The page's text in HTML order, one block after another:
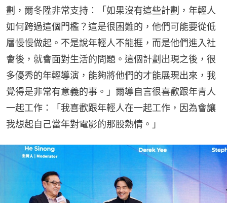
劃，爾冬陞非常支持︰「如果沒有這些計劃，年輕人
如何跨過這個門檻？這是很困難的，他們可能要從低
層慢慢做起。不是說年輕人不能捱，而是他們進入社
會後，就會面對生活的問題。這個計劃出現之後，很
多優秀的年輕導演，能夠將他們的才能展現出來，我
覺得是非常有意義的事。」爾導自言很喜歡跟年青人
一起工作：「我喜歡跟年輕人在一起工作，因為會讓
我想起自己當年對電影的那股熱情。」